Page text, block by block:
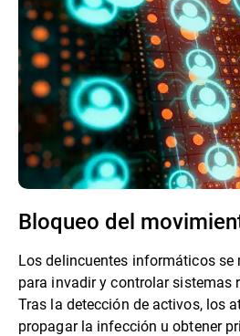
Bloqueo del
Los delincuentes informáticos se
para invadir y controlar sistemas
Tras la detección de activos, los
propagar la infección u obtener